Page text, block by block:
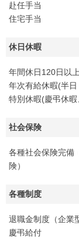
赴任手当
住宅手当
休日休暇
年間休日120日以
年次有給休暇(半
特別休暇(慶弔休
社会保険
各種社会保険完備
険）
各種制度
退職金制度（企業
慶弔給付